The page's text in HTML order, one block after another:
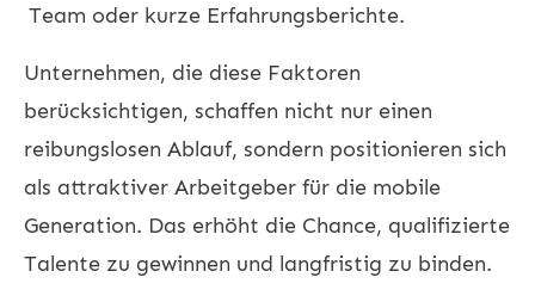
Team oder kurze Erfahrungsberichte.
Unternehmen, die diese Faktoren
berücksichtigen, schaffen nicht nur einen
reibungslosen Ablauf, sondern positionieren sich
als attraktiver Arbeitgeber für die mobile
Generation. Das erhöht die Chance, qualifizierte
Talente zu gewinnen und langfristig zu binden.